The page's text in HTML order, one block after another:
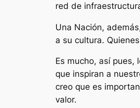
red de
Una Nación,
a su cultura.
Es mucho, así pues,
que inspiran a
creo que es
valor.